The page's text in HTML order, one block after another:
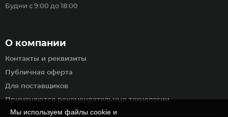
О компании
Контакты и реквизиты
Публичная оферта
Для поставщиков
Применяются рекомендательные технологии
Будни с 9:00 до 18:00
Мы используем файлы cookie и